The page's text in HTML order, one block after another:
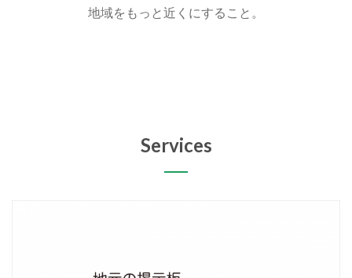
地域をもっと近くにすること。
Services